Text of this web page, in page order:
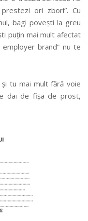
ori zbori”. Cu
bagi povești la greu
puțin mai mult afectat
brand” nu te
tu mai mult fără voie
dai de fișa de prost,